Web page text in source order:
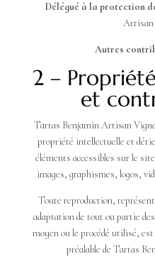
Délégué à la protection
Artisan
Autres
2 –
et
Tartas Benjamin Artisan
propriété intellectuelle et
éléments accessibles sur le
images, graphismes, logos,
Toute reproduction,
adaptation de tout ou partie
moyen ou le procédé utilisé,
préalable de Tartas